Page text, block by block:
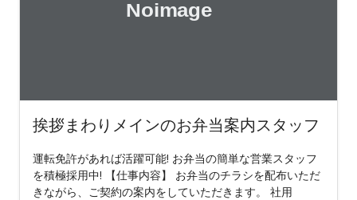
挨拶まわりメインのお弁当案内スタッフ
運転免許があれば活躍可能! お弁当の簡単な営業スタッフ
を積極採用中! 【仕事内容】 お弁当のチラシを配布いただ
きながら、ご契約の案内をしていただきます。 社用